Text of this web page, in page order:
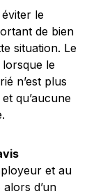
le
de bien
situation. Le
le
n’est plus
qu’aucune
et au
d’un